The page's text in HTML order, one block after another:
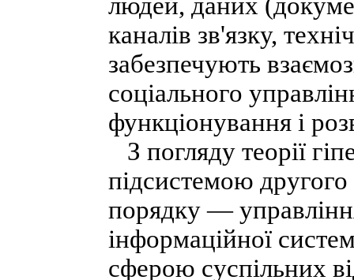
каналів зв'язку,
забезпечують
соціального
функціонування і
З погляду теорії
підсистемою
порядку —
інформаційної
сферою суспільних